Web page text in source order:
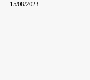
15/08/2023